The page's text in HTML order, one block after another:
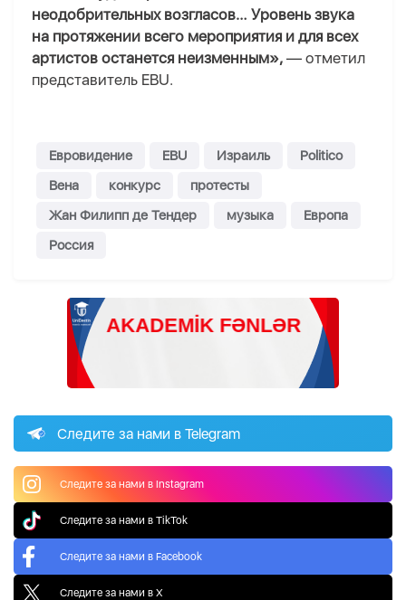
неодобрительных возгласов… Уровень звука
на протяжении всего мероприятия и для всех
артистов останется неизменным», — отметил
представитель EBU.
Евровидение EBU Израиль
Politico
Вена
конкурс
протесты
Жан Филипп де Тендер
музыка
Европа
Россия
Следите за нами в Telegram
Следите за нами в Instagram
Следите за нами в TikTok
Следите за нами в Facebook
Следите за нами в X